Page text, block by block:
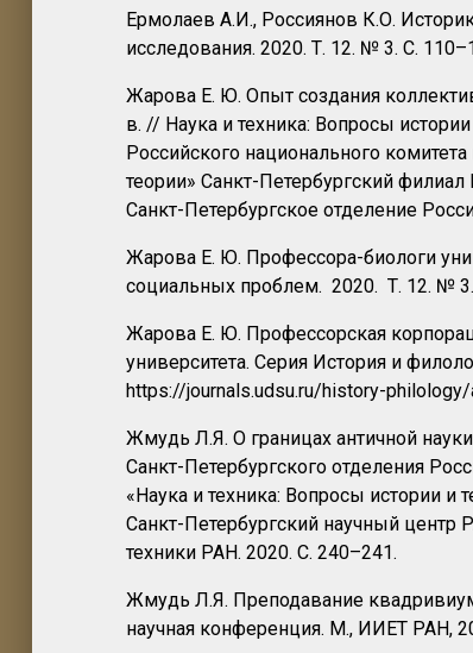
Ермолаев А.И., Россиянов К.О.
исследования. 2020. Т. 12. № 3. С.
Жарова Е. Ю. Опыт создания
в. // Наука и техника: Вопросы
Российского национального
теории» Санкт-Петербургский
Санкт-Петербургское отделение
Жарова Е. Ю. Профессора-биологи
социальных проблем. 2020. Т. 12. №
Жарова Е. Ю. Профессорская
университета. Серия История и
https://journals.udsu.ru/history-
Жмудь Л.Я. О границах античной
Санкт-Петербургского отделения
«Наука и техника: Вопросы истории и
Санкт-Петербургский научный центр
техники РАН. 2020. С. 240–241.
Жмудь Л.Я. Преподавание
научная конференция. М., ИИЕТ РАН,